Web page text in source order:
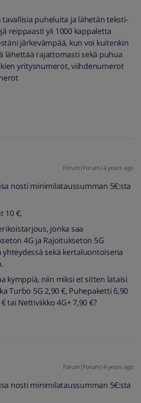
puheluita ja lähetän teksti-
reippaasti yli 1000 kappaletta
järkevämpää, kun voi kuitenkin
lähettää rajattomasti sekä puhua
yritysnumerot, viihdenumerot
Forum|Forum|4 years ago
nosti minimilataussumman 5€:sta
10 €.
jonka saa
4G ja Rajoitukseton 5G
sekä kertaluontoisena
kymppiä, niin miksi et sitten lataisi
Turbo 5G 2,90 €, Puhepaketti 6,90
tai Nettiviikko 4G+ 7,90 €?
Forum|Forum|4 years ago
nosti minimilataussumman 5€:sta